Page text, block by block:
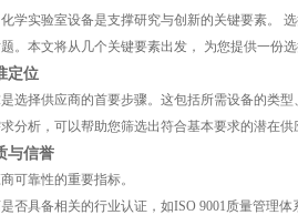
学实验室设备是支撑研究与创新的关键要素。
。本文将从几个关键要素出发， 为您提供一份
定位
选择供应商的首要步骤。这包括所需设备的类
分析，可以帮助您筛选出符合基本要求的潜在供
与信誉
可靠性的重要指标。
否具备相关的行业认证，如ISO 9001质量管理